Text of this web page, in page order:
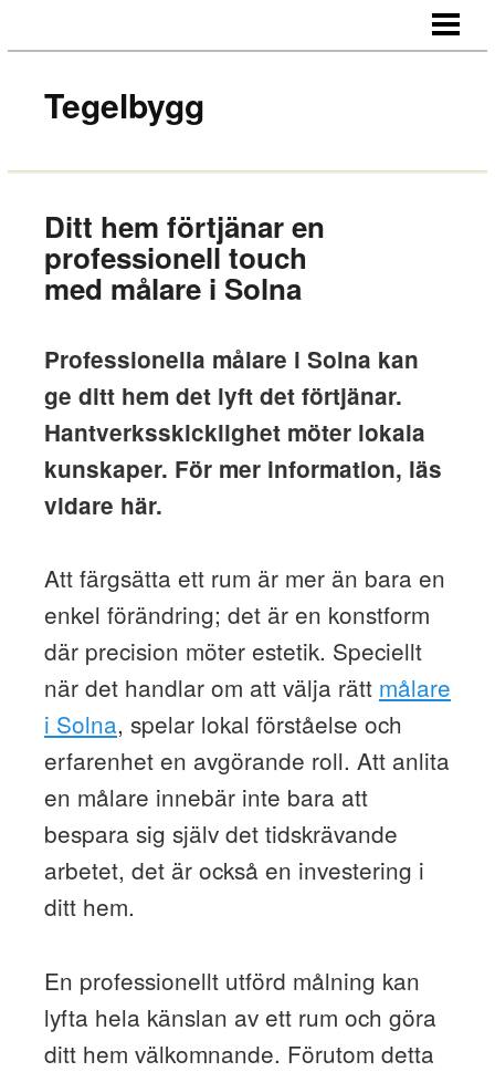
KONTAKT
Tegelbygg
Ditt hem förtjänar en
professionell touch
med målare i Solna
Professionella målare i Solna kan
ge ditt hem det lyft det förtjänar.
Hantverksskicklighet möter lokala
kunskaper. För mer information, läs
vidare här.
Att färgsätta ett rum är mer än bara en
enkel förändring; det är en konstform
där precision möter estetik. Speciellt
när det handlar om att välja rätt målare
i Solna, spelar lokal förståelse och
erfarenhet en avgörande roll. Att anlita
en målare innebär inte bara att
bespara sig själv det tidskrävande
arbetet, det är också en investering i
ditt hem.
En professionellt utförd målning kan
lyfta hela känslan av ett rum och göra
ditt hem välkomnande. Förutom detta